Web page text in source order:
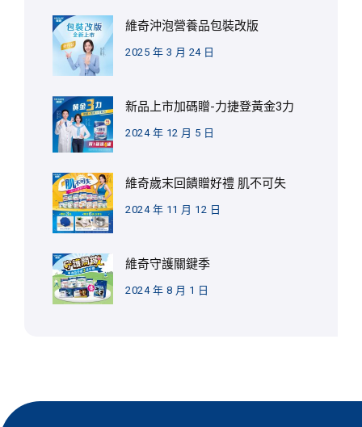
維奇沖泡營養品包裝改版
2025 年 3 月 24 日
新品上市加碼贈-力捷登黃金3力
2024 年 12 月 5 日
維奇歲末回饋贈好禮 肌不可失
2024 年 11 月 12 日
維奇守護關鍵季
2024 年 8 月 1 日